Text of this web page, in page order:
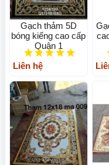
Gạch thảm 5D
bóng kiếng cao cấp
Quận 1
Liên hệ